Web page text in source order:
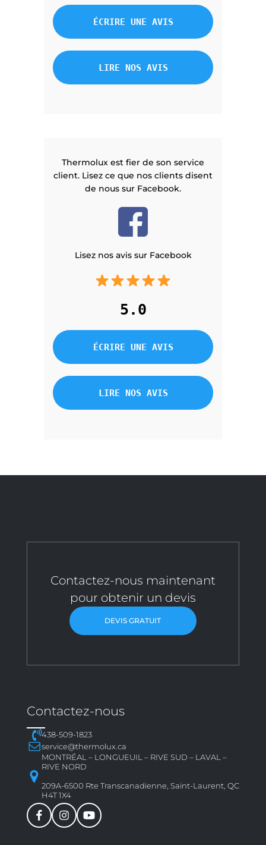
ÉCRIRE UNE AVIS
LIRE NOS AVIS
Thermolux est fier de son service
client. Lisez ce que nos clients disent
de nous sur Facebook.
Lisez nos avis sur Facebook
5.0
ÉCRIRE UNE AVIS
LIRE NOS AVIS
Contactez-nous maintenant
pour obtenir un devis
DEVIS GRATUIT
Contactez-nous
438-509-1823
service@thermolux.ca
MONTRÉAL – LONGUEUIL – RIVE SUD – LAVAL –
RIVE NORD
209A-6500 Rte Transcanadienne, Saint-Laurent, QC
H4T 1X4